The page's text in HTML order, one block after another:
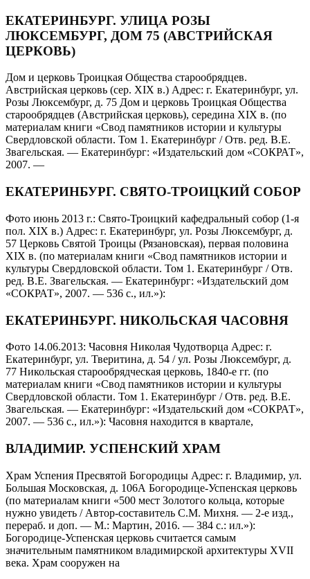
ЕКАТЕРИНБУРГ. УЛИЦА РОЗЫ
ЛЮКСЕМБУРГ, ДОМ 75 (АВСТРИЙСКАЯ
ЦЕРКОВЬ)
Дом и церковь Троицкая Общества старообрядцев.
Австрийская церковь (сер. XIX в.) Адрес: г. Екатеринбург, ул.
Розы Люксембург, д. 75 Дом и церковь Троицкая Общества
старообрядцев (Австрийская церковь), середина XIX в. (по
материалам книги «Свод памятников истории и культуры
Свердловской области. Том 1. Екатеринбург / Отв. ред. В.Е.
Звагельская. — Екатеринбург: «Издательский дом «СОКРАТ»,
2007. —
ЕКАТЕРИНБУРГ. СВЯТО-ТРОИЦКИЙ СОБОР
Фото июнь 2013 г.: Свято-Троицкий кафедральный собор (1-я
пол. XIX в.) Адрес: г. Екатеринбург, ул. Розы Люксембург, д.
57 Церковь Святой Троицы (Рязановская), первая половина
XIX в. (по материалам книги «Свод памятников истории и
культуры Свердловской области. Том 1. Екатеринбург / Отв.
ред. В.Е. Звагельская. — Екатеринбург: «Издательский дом
«СОКРАТ», 2007. — 536 с., ил.»):
ЕКАТЕРИНБУРГ. НИКОЛЬСКАЯ ЧАСОВНЯ
Фото 14.06.2013: Часовня Николая Чудотворца Адрес: г.
Екатеринбург, ул. Тверитина, д. 54 / ул. Розы Люксембург, д.
77 Никольская старообрядческая церковь, 1840-е гг. (по
материалам книги «Свод памятников истории и культуры
Свердловской области. Том 1. Екатеринбург / Отв. ред. В.Е.
Звагельская. — Екатеринбург: «Издательский дом «СОКРАТ»,
2007. — 536 с., ил.»): Часовня находится в квартале,
ВЛАДИМИР. УСПЕНСКИЙ ХРАМ
Храм Успения Пресвятой Богородицы Адрес: г. Владимир, ул.
Большая Московская, д. 106А Богородице-Успенская церковь
(по материалам книги «500 мест Золотого кольца, которые
нужно увидеть / Автор-составитель С.М. Михня. — 2-е изд.,
перераб. и доп. — М.: Мартин, 2016. — 384 с.: ил.»):
Богородице-Успенская церковь считается самым
значительным памятником владимирской архитектуры XVII
века. Храм сооружен на